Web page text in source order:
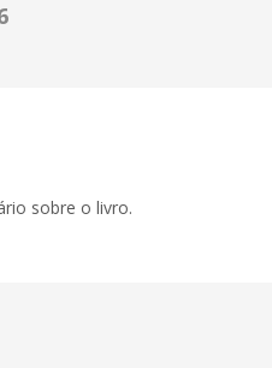
sobre o livro.